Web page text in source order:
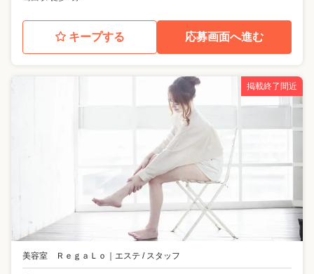
キープする 応募画面へ進む
掲載終了間近
美容室 ＲｅｇａＬｏ ｜ エステ / スタッフ